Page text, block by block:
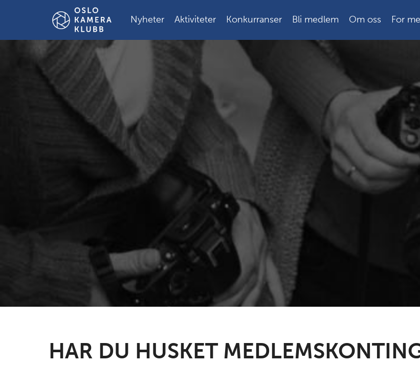
Nyheter Aktiviteter Konkurranser Bli medlem Om oss For
HAR DU HUSKET